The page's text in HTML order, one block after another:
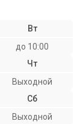
Вт
до 10:00
Чт
Выходной
Сб
Выходной